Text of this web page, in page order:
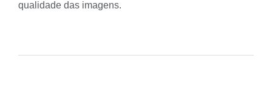
qualidade das imagens.